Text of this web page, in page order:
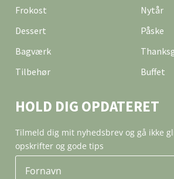
Frokost
Dessert
Bagværk
Tilbehør
Nytår
Påske
Buffet
HOLD DIG OPDATERET
Tilmeld dig mit nyhedsbrev og gå ikke
opskrifter og gode tips